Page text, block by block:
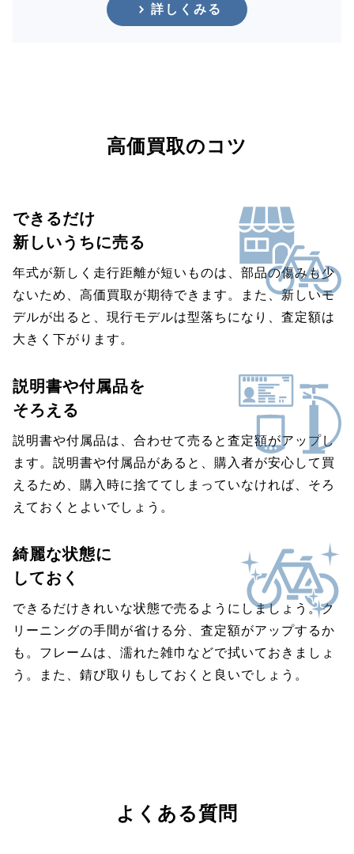
詳しくみる
高価買取のコツ
できるだけ
新しいうちに売る
年式が新しく走行距離が短いものは、部品の傷みも少
ないため、高価買取が期待できます。また、新しいモ
デルが出ると、現行モデルは型落ちになり、査定額は
大きく下がります。
説明書や付属品を
そろえる
説明書や付属品は、合わせて売ると査定額がアップし
ます。説明書や付属品があると、購入者が安心して買
えるため、購入時に捨ててしまっていなければ、そろ
えておくとよいでしょう。
綺麗な状態に
しておく
できるだけきれいな状態で売るようにしましょう。ク
リーニングの手間が省ける分、査定額がアップするか
も。フレームは、濡れた雑巾などで拭いておきましょ
う。また、錆び取りもしておくと良いでしょう。
よくある質問